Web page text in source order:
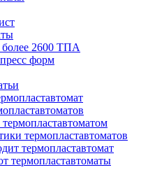
более 2600 ТПА
форм
термопластавтоматов
термопластавтомат
термопластавтоматы